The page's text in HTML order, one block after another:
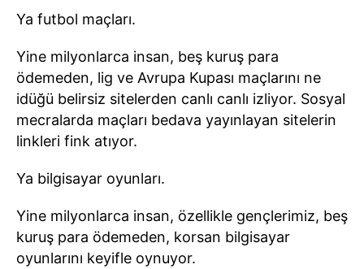
Ya futbol maçları.
Yine milyonlarca insan, beş kuruş para
ödemeden, lig ve Avrupa Kupası maçlarını ne
idüğü belirsiz sitelerden canlı canlı izliyor. Sosyal
mecralarda maçları bedava yayınlayan sitelerin
linkleri fink atıyor.
Ya bilgisayar oyunları.
Yine milyonlarca insan, özellikle gençlerimiz, beş
kuruş para ödemeden, korsan bilgisayar
oyunlarını keyifle oynuyor.